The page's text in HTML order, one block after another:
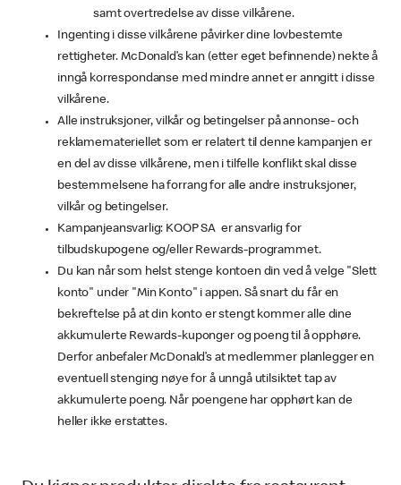
samt overtredelse av disse vilkårene.
Ingenting i disse vilkårene påvirker dine lovbestemte
rettigheter. McDonald’s kan (etter eget befinnende) nekte å
inngå korrespondanse med mindre annet er anngitt i disse
vilkårene.
Alle instruksjoner, vilkår og betingelser på annonse- och
reklamemateriellet som er relatert til denne kampanjen er
en del av disse vilkårene, men i tilfelle konflikt skal disse
bestemmelsene ha forrang for alle andre instruksjoner,
vilkår og betingelser.
Kampanjeansvarlig: KOOP SA er ansvarlig for
tilbudskupogene og/eller Rewards-programmet.
Du kan når som helst stenge kontoen din ved å velge "Slett
konto" under "Min Konto" i appen. Så snart du får en
bekreftelse på at din konto er stengt kommer alle dine
akkumulerte Rewards-kuponger og poeng til å opphøre.
Derfor anbefaler McDonald’s at medlemmer planlegger en
eventuell stenging nøye for å unngå utilsiktet tap av
akkumulerte poeng. Når poengene har opphørt kan de
heller ikke erstattes.